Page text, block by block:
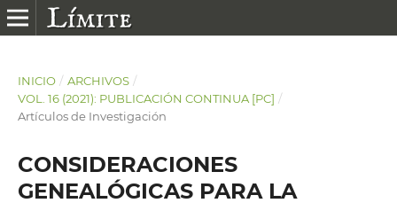
INICIO / ARCHIVOS /
VOL. 16 (2021): PUBLICACIÓN CONTINUA [PC] /
Artículos de Investigación
CONSIDERACIONES
GENEALÓGICAS PARA LA